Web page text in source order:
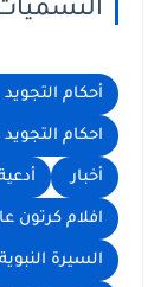
أحكام التجويد
احكام
أخبار
افلام كرتون
السيرة